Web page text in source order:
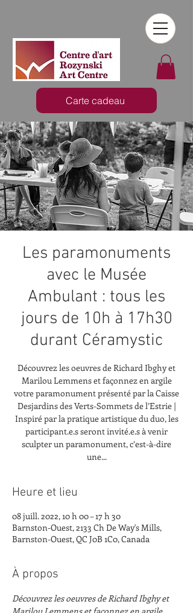
Carte cadeau
Les paramonuments
avec le Musée
Ambulant : tous les
jours de 10h à 17h30
durant Céramystic
Découvrez les oeuvres de Richard Ibghy et
Marilou Lemmens et façonnez en argile
votre paramonument présenté par la Caisse
Desjardins des Verts-Sommets de l’Estrie |
Inspiré par la pratique artistique du duo, les
participant.e.s seront invité.e.s à venir
sculpter un paramonument, c’est-à-dire
une...
Heure et lieu
08 juill. 2022, 10 h 00 – 17 h 30
Barnston-Ouest, 2133 Ch De Way's Mills,
Barnston-Ouest, QC J0B 1C0, Canada
À propos
Découvrez les oeuvres de Richard Ibghy et
Marilou Lemmens et façonnez en argile